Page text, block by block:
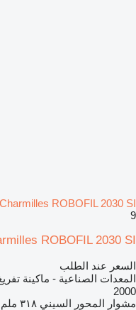
ROBOFIL 2030 SI
9
ROBOFIL 2030 SI
السعر عند الطلب
المعدات الصناعية - ماكينة
2000
مشوار المحور السيني ٣١٨ ملم